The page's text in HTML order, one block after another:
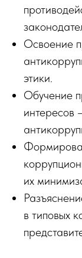
Освоение
этики.
Обучение
интересов
их
в типовых